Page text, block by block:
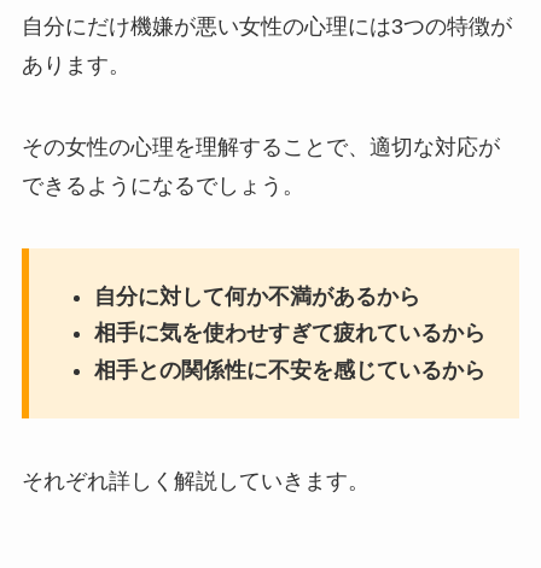
自分にだけ機嫌が悪い女性の心理には3つの特徴が
あります。
その女性の心理を理解することで、適切な対応が
できるようになるでしょう。
自分に対して何か不満があるから
相手に気を使わせすぎて疲れているから
相手との関係性に不安を感じているから
それぞれ詳しく解説していきます。